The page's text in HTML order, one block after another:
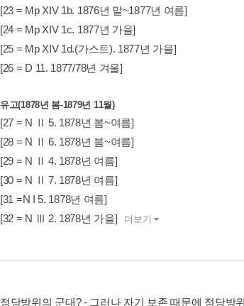
[23 = Mp XIV 1b. 1876년 말~1877년 여름]
[24 = Mp XIV 1c. 1877년 가을]
[25 = Mp XIV 1d.(가스트). 1877년 가을]
[26 = D 11. 1877/78년 겨울]
유고(1878년 봄-1879년 11월)
[27 = N Ⅱ 5. 1878년 봄~여름]
[28 = N Ⅱ 6. 1878년 봄~여름]
[29 = N Ⅱ 4. 1878년 여름]
[30 = N Ⅱ 7. 1878년 여름]
[31 =N I 5. 1878년 여름]
[32 = N Ⅲ 2. 1878년 가을]
더보기
정당방위의 군대? - 그러나 자기 보존 때문에 정당방